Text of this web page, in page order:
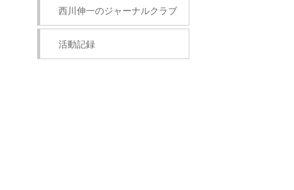
西川伸一のジャーナルクラブ
活動記録